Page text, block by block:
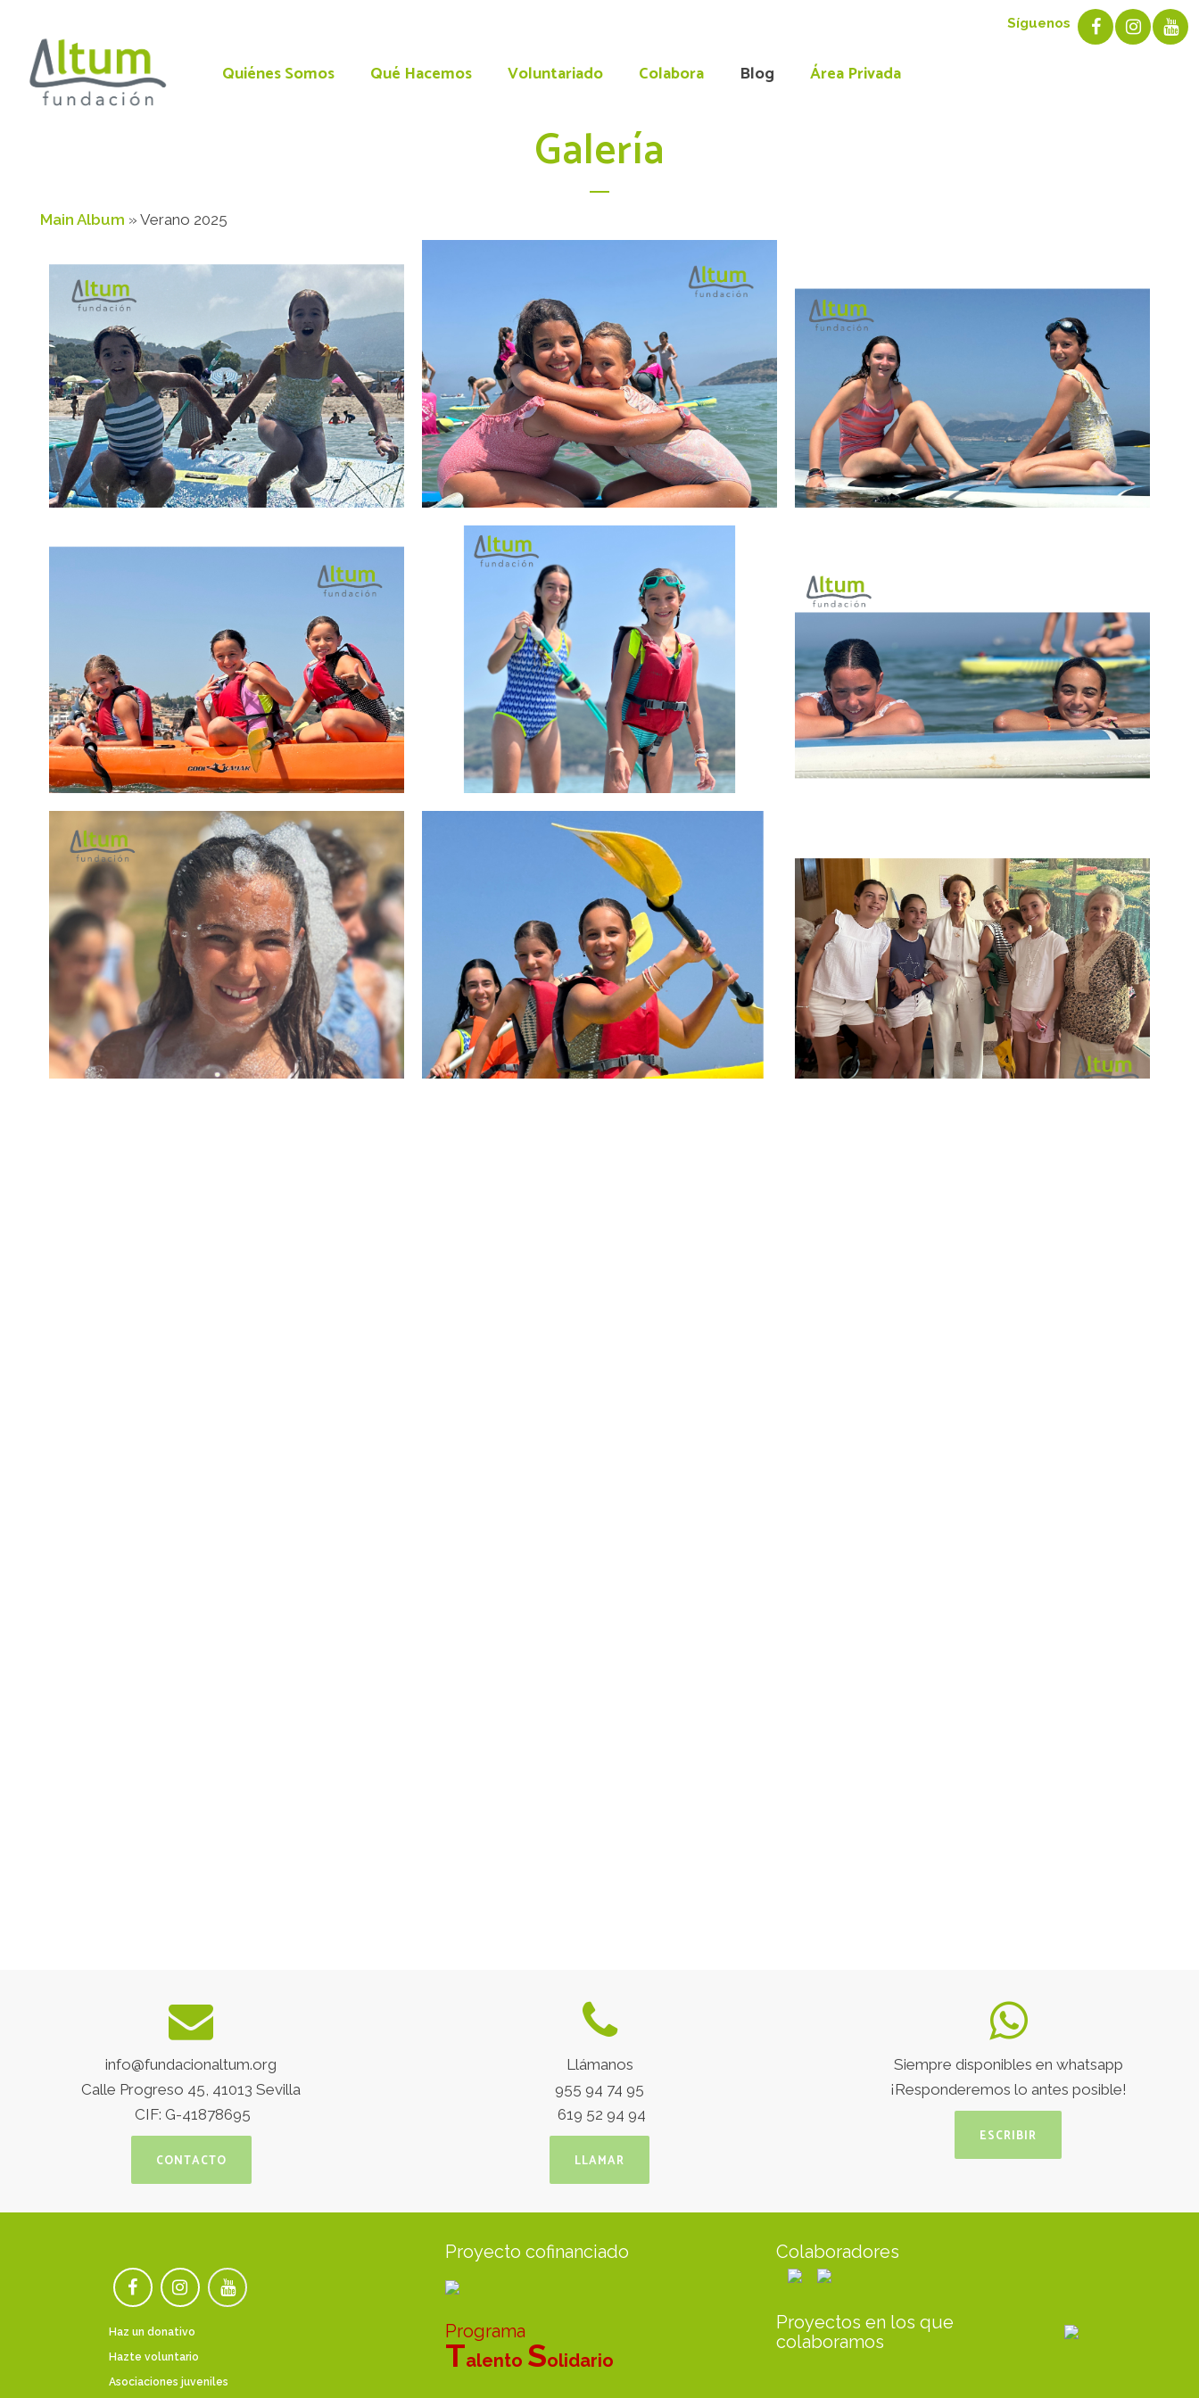
Síguenos
Quiénes Somos Qué Hacemos Voluntariado Colabora Blog Área Privada
Galería
Main Album » Verano 2025
info@fundacionaltum.org
Calle Progreso 45, 41013 Sevilla
CIF: G-41878695
CONTACTO
Llámanos
955 94 74 95
619 52 94 94
LLAMAR
Siempre disponibles en whatsapp
¡Responderemos lo antes posible!
ESCRIBIR
Haz un donativo
Hazte voluntario
Asociaciones juveniles
Proyecto cofinanciado
Programa
Talento Solidario
Colaboradores
Proyectos en los que
colaboramos